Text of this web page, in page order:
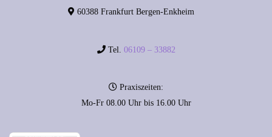
60388 Frankfurt Bergen-Enkheim
Tel. 06109 – 33882
Praxiszeiten:
Mo-Fr 08.00 Uhr bis 16.00 Uhr